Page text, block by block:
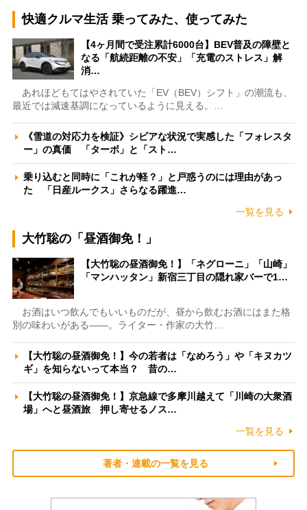
快適クルマ生活 乗ってみた、使ってみた
【4ヶ月間で受注累計6000台】BEV普及の障壁と
なる「航続距離の不安」「充電のストレス」解
消…
あれほどもてはやされていた「EV（BEV）シフト」の潮流も、
最近では減速基調になっているように見える。…
《雪道の対応力を検証》シビアな状況で実感した「フォレスタ
ー」の真価 「ターボ」と「スト…
乗り込むと同時に「これが軽？」と戸惑うのには理由があっ
た 「日産ルークス」さらなる躍進…
一覧を見る
大竹聡の「昼酒御免！」
【大竹聡の昼酒御免！】「ネグローニ」「山崎」
「マンハッタン」新宿三丁目の隠れ家バーで1…
お酒はいつ飲んでもいいものだが、昼から飲むお酒にはまた格
別の味わいがある――。ライター・作家の大竹…
【大竹聡の昼酒御免！】今の若者は「なめろう」や「キヌカツ
ギ」を知らないって本当？ 昔の…
【大竹聡の昼酒御免！】京急線で多摩川越えて「川崎の大衆酒
場」へと昼酒旅 押し寄せるノス…
一覧を見る
著者・連載の一覧を見る